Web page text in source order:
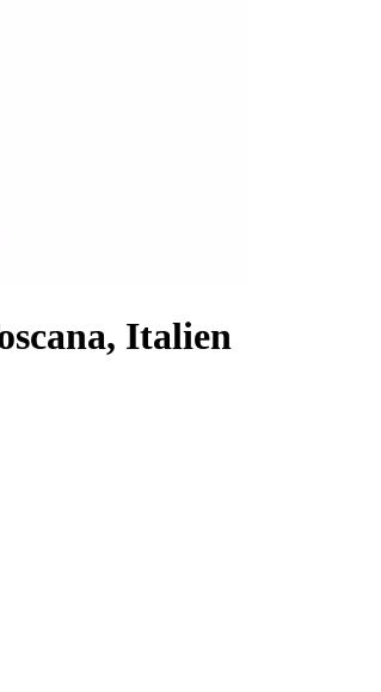
Italien